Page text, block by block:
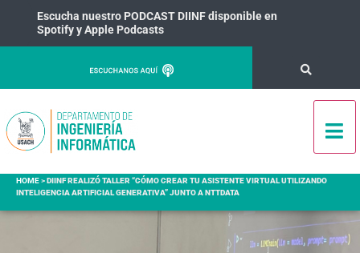
Escucha nuestro PODCAST DIINF disponible en
Spotify y Apple Podcasts
HOME>DIINF REALIZÓ TALLER “CÓMO CREAR TU ASISTENTE VIRTUAL UTILIZANDO
INTELIGENCIA ARTIFICIAL GENERATIVA” JUNTO A NTTDATA